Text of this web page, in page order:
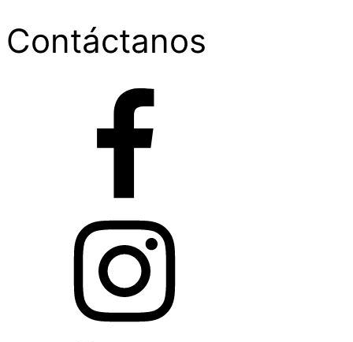
Contáctanos